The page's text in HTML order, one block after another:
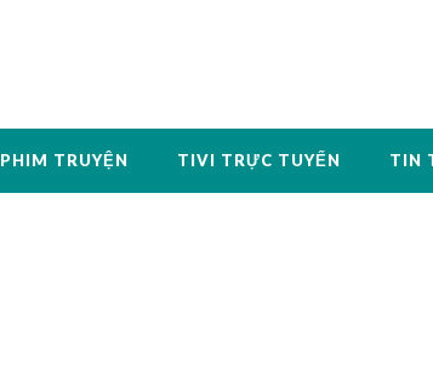
PHIM TRUYỆN TIVI TRỰC TUYẾN TIN